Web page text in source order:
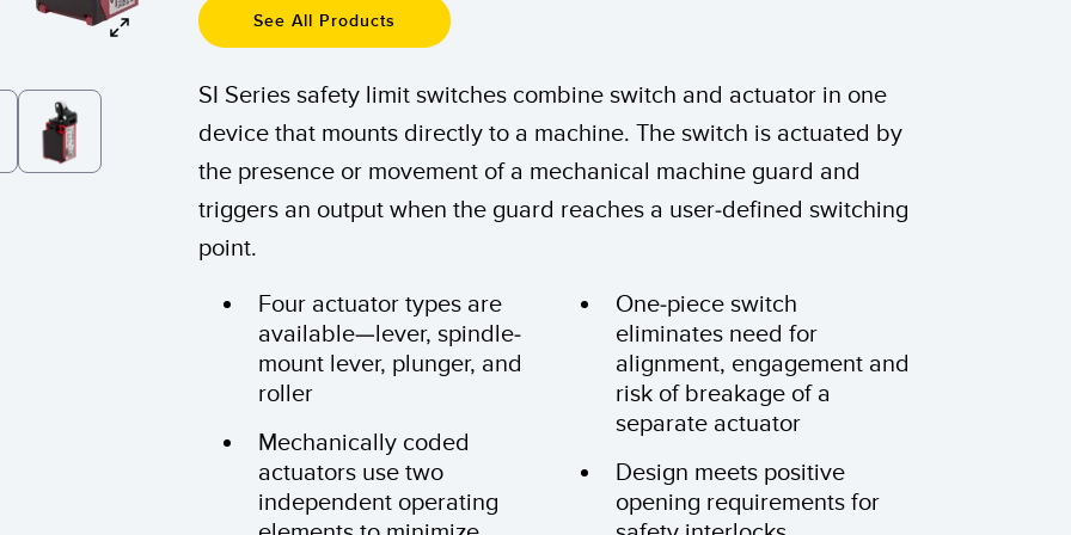
des conditions sans fil
LOGICIELS
Banner Measurement Sensor Software
Logiciels avec interface utilisateur
TECHNOLOGY
Capteurs avec IO-Link
CONNEXES
See All Products
SI Series safety limit switches combine switch and actuator in one
device that mounts directly to a machine. The switch is actuated by
the presence or movement of a mechanical machine guard and
triggers an output when the guard reaches a user-defined switching
point.
Four actuator types are
available—lever, spindle-
mount lever, plunger, and
roller
Mechanically coded
actuators use two
independent operating
One-piece switch
eliminates need for
alignment, engagement and
risk of breakage of a
separate actuator
Design meets positive
opening requirements for